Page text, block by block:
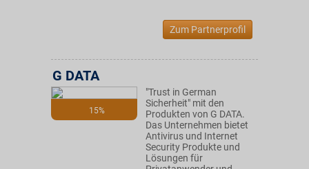
Zum Partnerprofil
15%
G DATA
"Trust in German
Sicherheit" mit den
Produkten von G DATA.
Das Unternehmen bietet
Antivirus und Internet
Security Produkte und
Lösungen für